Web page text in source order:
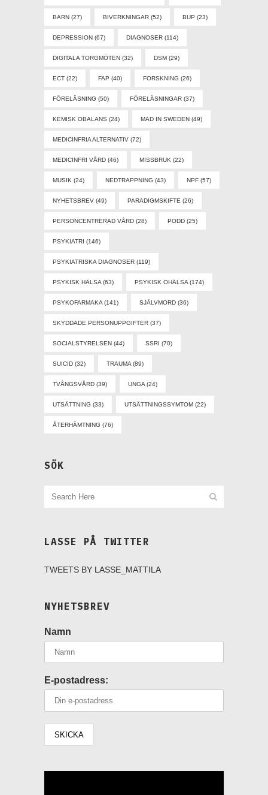
BARN (27) BIVERKNINGAR (52) BUP (23)
DEPRESSION (67) DIAGNOSER (114)
DIGITALA TORGMÖTEN (32) DSM (29)
ECT (22) FAP (40) FORSKNING (26)
FÖRELÄSNING (50) FÖRELÄSNINGAR (37)
KEMISK OBALANS (24) MAD IN SWEDEN (49)
MEDICINFRIA ALTERNATIV (72)
MEDICINFRI VÅRD (46) MISSBRUK (22)
MUSIK (24) NEDTRAPPNING (43) NPF (57)
NYHETSBREV (49) PARADIGMSKIFTE (26)
PERSONCENTRERAD VÅRD (28) PODD (25)
PSYKIATRI (146)
PSYKIATRISKA DIAGNOSER (119)
PSYKISK HÄLSA (63) PSYKISK OHÄLSA (174)
PSYKOFARMAKA (141) SJÄLVMORD (36)
SKYDDADE PERSONUPPGIFTER (37)
SOCIALSTYRELSEN (44) SSRI (70)
SUICID (32) TRAUMA (89)
TVÅNGSVÅRD (39) UNGA (24)
UTSÄTTNING (33) UTSÄTTNINGSSYMTOM (22)
ÅTERHÄMTNING (76)
SÖK
LASSE PÅ TWITTER
TWEETS BY LASSE_MATTILA
NYHETSBREV
Namn
E-postadress: